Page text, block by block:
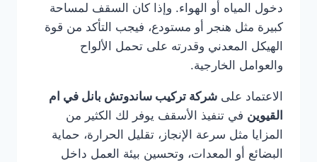
دخول المياه أو الهواء. وإذا كان السقف لمساحة
كبيرة مثل هنجر أو مستودع، فيجب التأكد من قوة
الهيكل المعدني وقدرته على تحمل الألواح
والعوامل الخارجية.
الاعتماد على شركة تركيب ساندوتش بانل في ام
القيوين في تنفيذ الأسقف يوفر لك الكثير من
المزايا مثل سرعة الإنجاز، تقليل الحرارة، حماية
البضائع أو المعدات، وتحسين بيئة العمل داخل